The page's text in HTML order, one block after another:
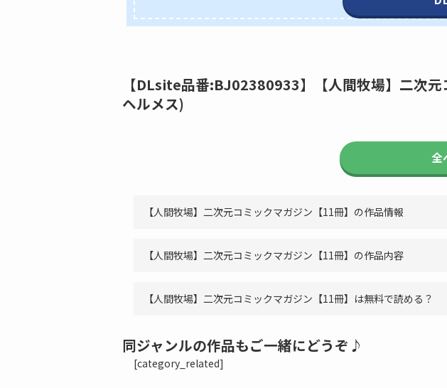
【DLsite品番:BJ02380933】【人間牧場】二
ヘルメス)
全
【人間牧場】二次元コミックマガジン【11冊】の作品情報
【人間牧場】二次元コミックマガジン【11冊】の作品内容
【人間牧場】二次元コミックマガジン【11冊】は無料で読める？
同ジャンルの作品もご一緒にどうぞ♪
[category_related]